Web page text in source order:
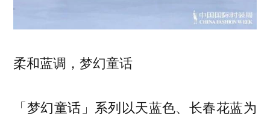
柔和蓝调，梦幻童话
「梦幻童话」系列以天蓝色、长春花蓝为